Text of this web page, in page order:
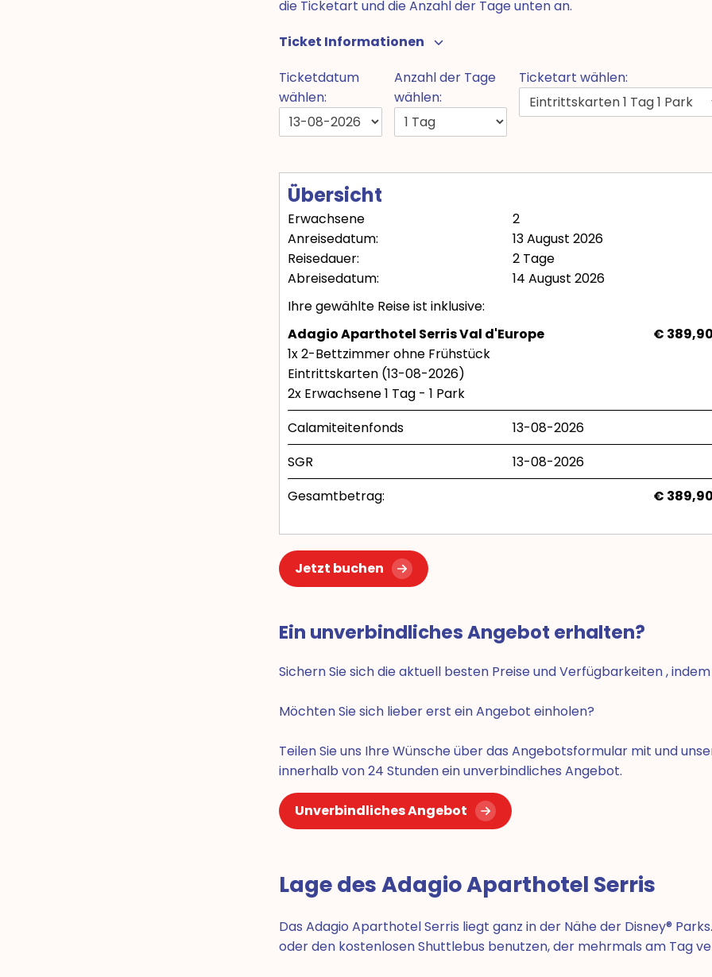
die Ticketart und die Anzahl der Tage unten an.
Ticket Informationen
Ticketdatum
wählen:
Anzahl der Tage
wählen:
Ticketart wählen:
Übersicht
Erwachsene
2
Anreisedatum:
13 August 2026
Reisedauer:
2 Tage
Abreisedatum:
14 August 2026
Ihre gewählte Reise ist inklusive:
Adagio Aparthotel Serris Val d'Europe
€
1x 2-Bettzimmer ohne Frühstück
Eintrittskarten (13-08-2026)
2x Erwachsene 1 Tag - 1 Park
Calamiteitenfonds
13-08-2026
SGR
13-08-2026
Gesamtbetrag:
€
Jetzt buchen
Ein unverbindliches Angebot erhalten?
Sichern Sie sich die aktuell besten Preise und Verfügbarkeiten ,
Möchten Sie sich lieber erst ein Angebot einholen?
Teilen Sie uns Ihre Wünsche über das Angebotsformular mit und
innerhalb von 24 Stunden ein unverbindliches Angebot.
Unverbindliches Angebot
Lage des Adagio Aparthotel Serris
Das Adagio Aparthotel Serris liegt ganz in der Nähe der Disney®
oder den kostenlosen Shuttlebus benutzen, der mehrmals am Tag